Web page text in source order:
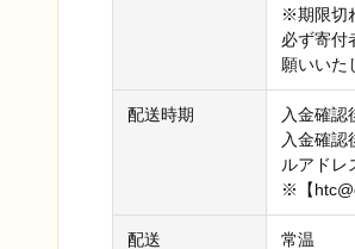
※期限切
必ず寄付
願いいた
配送時期
入金確
入金確
ルアドレ
※【
配送 常温